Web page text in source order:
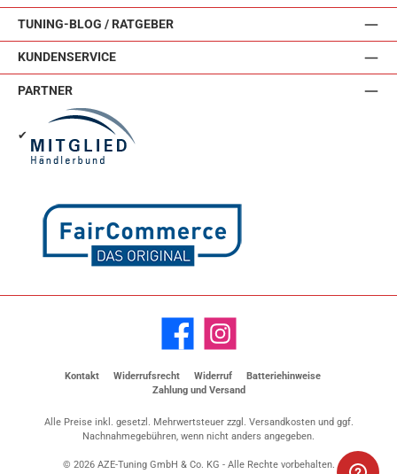
TUNING-BLOG / RATGEBER
KUNDENSERVICE
PARTNER
✔
Facebook Instagram
Kontakt Widerrufsrecht Widerruf
Batteriehinweise
Zahlung und Versand
Alle Preise inkl. gesetzl. Mehrwertsteuer zzgl. Versandkostenund ggf.
Nachnahmegebühren, wenn nicht anders angegeben.
© 2026 AZE-Tuning GmbH & Co. KG - Alle Rechte vorbehalten.